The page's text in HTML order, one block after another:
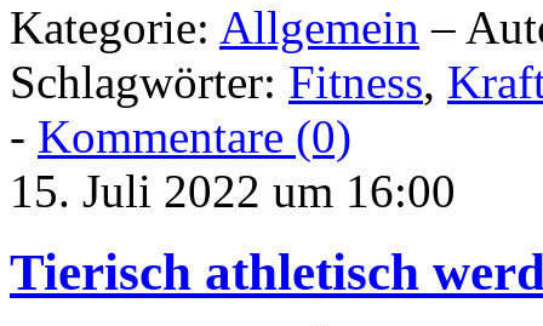
Kategorie: Allgemein –
Schlagwörter: Fitness,
- Kommentare (0)
15. Juli 2022 um 16:00
Tierisch athletisch